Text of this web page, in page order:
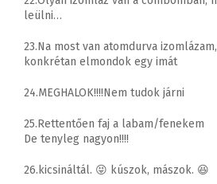
leülni…
23.Na most van atomdurva
konkrétan elmondok egy imát
24.MEGHALOK!!!!Nem tudok járni
25.Rettentően faj a labam/fenekem
De tenyleg nagyon!!!!
26.kicsináltál. 😝 kúszok, mászok. 😆